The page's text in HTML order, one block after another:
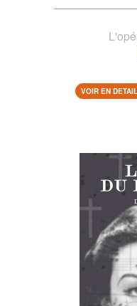
VOIR EN